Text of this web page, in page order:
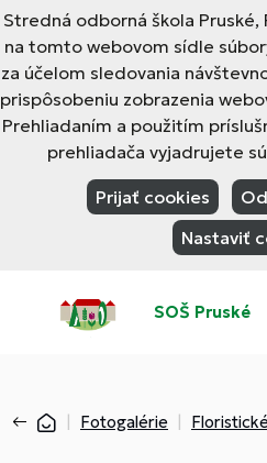
Stredná odborná škola Pruské,
na tomto webovom sídle
za účelom sledovania
prispôsobeniu zobrazenia
Prehliadaním a použitím
prehliadača vyjadrujete
Prijať cookies
Nastaviť
SOŠ Pruské
Fotogalérie